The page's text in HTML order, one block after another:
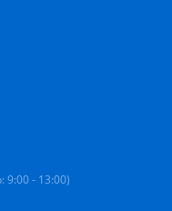
9:00 - 13:00)